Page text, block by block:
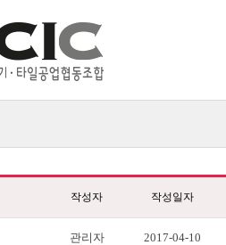
작성자 작성일자
관리자 2017-04-10